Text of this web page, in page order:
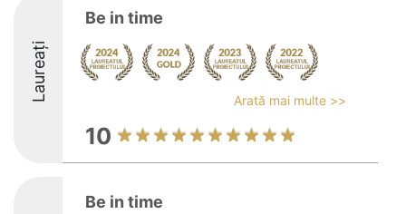
Laureați
Be in time
Arată mai multe >>
10
Be in time